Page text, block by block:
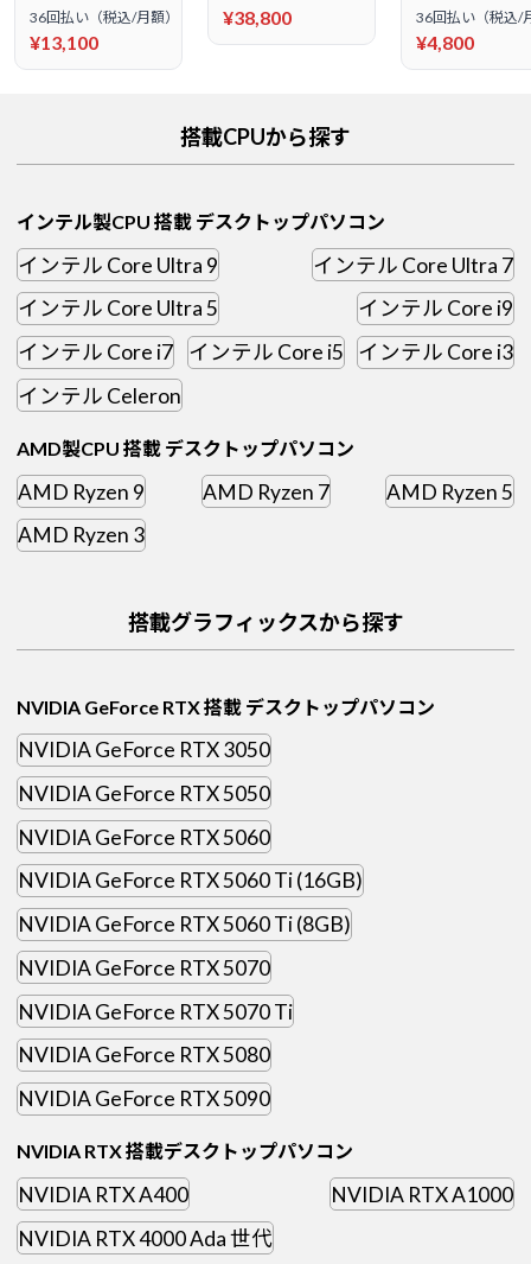
36回払い（税込/月額）
¥13,100
¥38,800
36回払い（税込/
¥4,800
搭載CPUから探す
インテル製CPU 搭載 デスクトップパソコン
インテル Core Ultra 9
インテル Core Ultra 7
インテル Core Ultra 5
インテル Core i9
インテル Core i7
インテル Core i5
インテル Core i3
インテル Celeron
AMD製CPU 搭載 デスクトップパソコン
AMD Ryzen 9 AMD Ryzen 7
AMD Ryzen 5
AMD Ryzen 3
搭載グラフィックスから探す
NVIDIA GeForce RTX 搭載 デスクトップパソコン
NVIDIA GeForce RTX 3050
NVIDIA GeForce RTX 5050
NVIDIA GeForce RTX 5060
NVIDIA GeForce RTX 5060 Ti (16GB)
NVIDIA GeForce RTX 5060 Ti (8GB)
NVIDIA GeForce RTX 5070
NVIDIA GeForce RTX 5070 Ti
NVIDIA GeForce RTX 5080
NVIDIA GeForce RTX 5090
NVIDIA RTX 搭載デスクトップパソコン
NVIDIA RTX A400
NVIDIA RTX A1000
NVIDIA RTX 4000 Ada 世代